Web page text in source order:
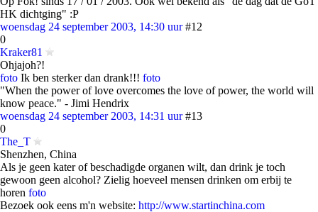
HK dichtging" :P
woensdag 24 september 2003, 14:30 uur #12
0
Kraker81
Ohjajoh?!
foto Ik ben sterker dan drank!!! foto
"When the power of love overcomes the love of power, the world will
know peace." - Jimi Hendrix
woensdag 24 september 2003, 14:31 uur #13
0
The_T
Shenzhen, China
Als je geen kater of beschadigde organen wilt, dan drink je toch
gewoon geen alcohol? Zielig hoeveel mensen drinken om erbij te
horen foto
Bezoek ook eens m'n website: http://www.startinchina.com